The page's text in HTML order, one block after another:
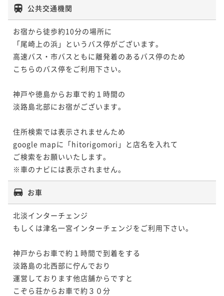
公共交通機関
お宿から徒歩約10分の場所に
「尾崎上の浜」というバス停がございます。
高速バス・市バスともに離発着のあるバス停のため
こちらのバス停をご利用下さい。
神戸や徳島からお車で約１時間の
淡路島北部にお宿がございます。
住所検索では表示されませんため
google mapに「hitorigomori」と店名を入れて
ご検索をお願いいたします。
※車のナビには表示されません。
お車
北淡インターチェンジ
もしくは津名一宮インターチェンジをご利用下さい。
神戸からお車で約１時間で到着をする
淡路島の北西部に佇んでおり
運営しております他店舗からですと
こぞら荘からお車で約３０分